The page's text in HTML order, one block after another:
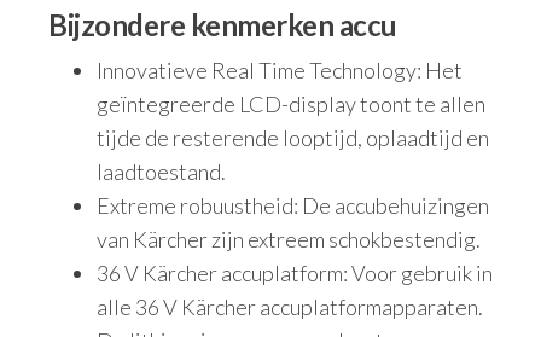
Bijzondere kenmerken accu
Innovatieve Real Time Technology: Het
geïntegreerde LCD-display toont te allen
tijde de resterende looptijd, oplaadtijd en
laadtoestand.
Extreme robuustheid: De accubehuizingen
van Kärcher zijn extreem schokbestendig.
36 V Kärcher accuplatform: Voor gebruik in
alle 36 V Kärcher accuplatformapparaten.